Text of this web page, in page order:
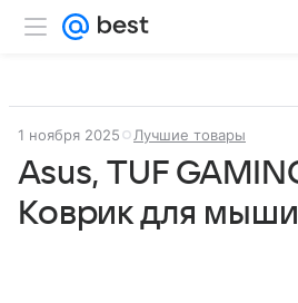
1 ноября 2025 Лучшие товары
Asus, TUF
Коврик для мыши